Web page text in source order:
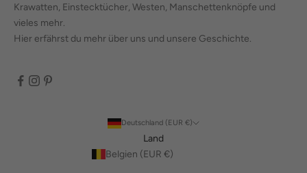
Krawatten, Einstecktücher, Westen, Manschettenknöpfe und
vieles mehr.
Hier erfährst du mehr über uns und unsere Geschichte.
Deutschland (EUR €)
Land
Belgien (EUR €)